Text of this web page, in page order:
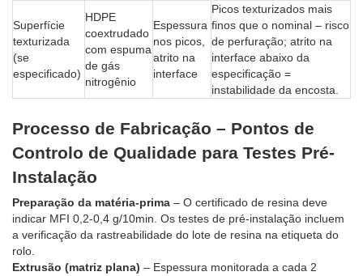
Superfície
texturizada
(se
especificado)
HDPE
coextrudado
com espuma
de gás
nitrogênio
Espessura
nos picos,
atrito na
interface
Picos texturizados mais
finos que o nominal – risco
de perfuração; atrito na
interface abaixo da
especificação =
instabilidade da encosta.
Processo de Fabricação – Pontos de
Controlo de Qualidade para Testes Pré-
Instalação
Preparação da matéria-prima – O certificado de resina deve
indicar MFI 0,2-0,4 g/10min. Os testes de pré-instalação incluem
a verificação da rastreabilidade do lote de resina na etiqueta do
rolo.
Extrusão (matriz plana) – Espessura monitorada a cada 2